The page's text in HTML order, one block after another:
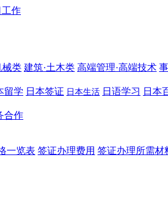
械类 建筑·土木类 高端管理·高端技术
留学 日本签证 日本生活 日语学习 日本
合作
一览表 签证办理费用 签证办理所需材